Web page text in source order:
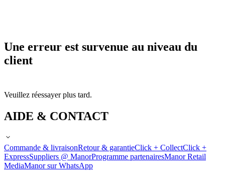
Une erreur est survenue au niveau du
client
Veuillez réessayer plus tard.
AIDE & CONTACT
Commande & livraisonRetour & garantieClick + CollectClick +
ExpressSuppliers @ ManorProgramme partenairesManor Retail
MediaManor sur WhatsApp